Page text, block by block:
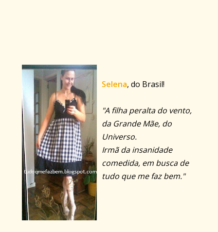
Selena, do Brasil!
"A filha peralta do vento,
da Grande Mãe, do
Universo.
Irmã da insanidade
comedida, em busca de
tudo que me faz bem."